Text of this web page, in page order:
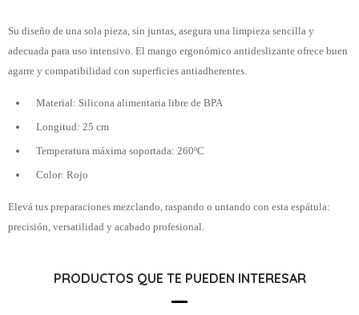
Su diseño de una sola pieza, sin juntas, asegura una limpieza sencilla y
adecuada para uso intensivo. El mango ergonómico antideslizante ofrece buen
agarre y compatibilidad con superficies antiadherentes.
Material: Silicona alimentaria libre de BPA
Longitud: 25 cm
Temperatura máxima soportada: 260ºC
Color: Rojo
Elevá tus preparaciones mezclando, raspando o untando con esta espátula:
precisión, versatilidad y acabado profesional.
PRODUCTOS QUE TE PUEDEN INTERESAR